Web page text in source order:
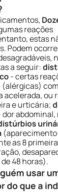
reações
estas
Podem
a seguir:
- certas
(alérgicas)
ou
e urticária;
dor abdominal,
(aparecimento
as 8
48 horas).
usar
do que a